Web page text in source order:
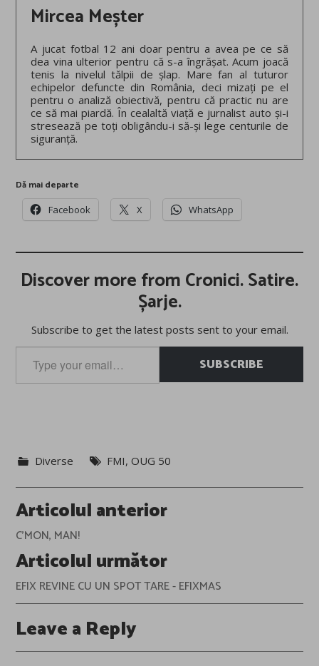
Mircea Meșter
A jucat fotbal 12 ani doar pentru a avea pe ce să
dea vina ulterior pentru că s-a îngrășat. Acum joacă
tenis la nivelul tălpii de șlap. Mare fan al tuturor
echipelor defuncte din România, deci mizați pe el
pentru o analiză obiectivă, pentru că practic nu are
ce să mai piardă. În cealaltă viață e jurnalist auto și-i
stresează pe toți obligându-i să-și lege centurile de
siguranță.
Dă mai departe
Facebook X WhatsApp
Discover more from Cronici. Satire.
Șarje.
Subscribe to get the latest posts sent to your email.
your
email…
SUBSCRIBE
Diverse FMI,OUG 50
Post
navigation
Articolul anterior
C'MON, MAN!
Articolul următor
EFIX REVINE CU UN SPOT TARE - EFIXMAS
Leave a Reply